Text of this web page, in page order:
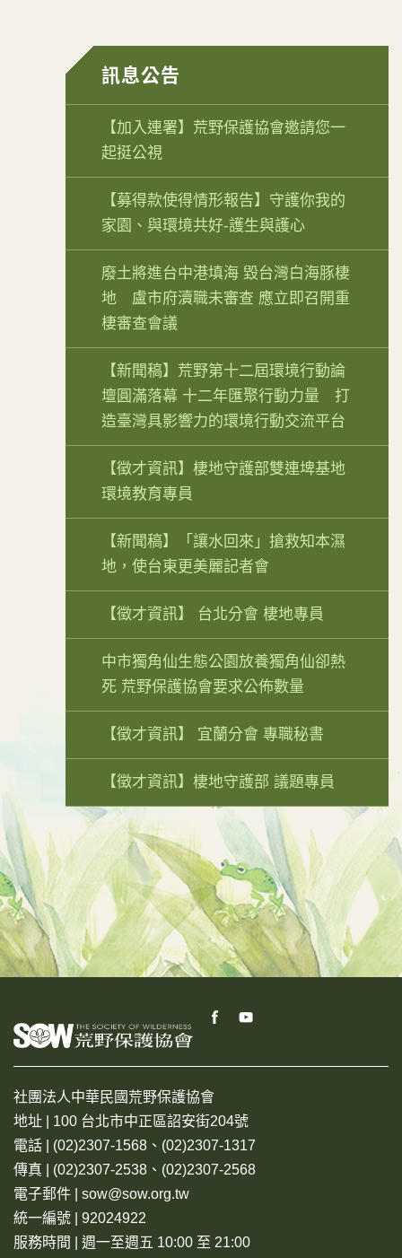
訊息公告
【加入連署】荒野保護協會邀請您一
起挺公視
【募得款使得情形報告】守護你我的
家園、與環境共好-護生與護心
廢土將進台中港填海 毀台灣白海豚棲
地 盧市府瀆職未審查 應立即召開重
棲審查會議
【新聞稿】荒野第十二屆環境行動論
壇圓滿落幕 十二年匯聚行動力量 打
造臺灣具影響力的環境行動交流平台
【徵才資訊】棲地守護部雙連埤基地
環境教育專員
【新聞稿】「讓水回來」搶救知本濕
地，使台東更美麗記者會
【徵才資訊】 台北分會 棲地專員
中市獨角仙生態公園放養獨角仙卻熱
死 荒野保護協會要求公佈數量
【徵才資訊】 宜蘭分會 專職秘書
【徵才資訊】棲地守護部 議題專員
社團法人中華民國荒野保護協會
地址 | 100 台北市中正區詔安街204號
電話 | (02)2307-1568、(02)2307-1317
傳真 | (02)2307-2538、(02)2307-2568
電子郵件 | sow@sow.org.tw
統一編號 | 92024922
服務時間 | 週一至週五 10:00 至 21:00